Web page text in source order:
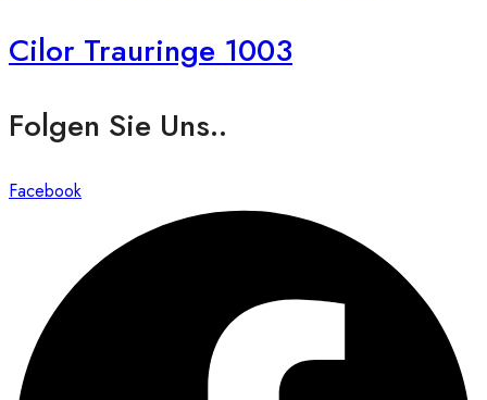
Cilor Trauringe 1003
Folgen Sie Uns..
Facebook